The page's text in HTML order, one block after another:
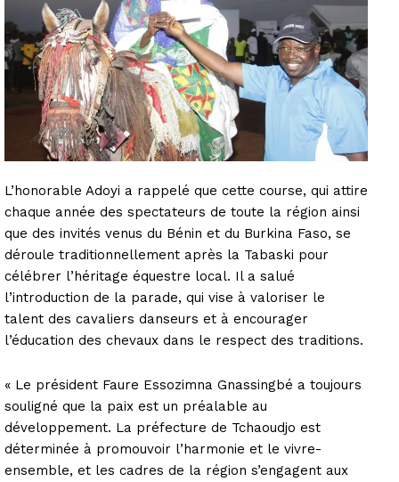
L’honorable Adoyi a rappelé que cette course, qui attire
chaque année des spectateurs de toute la région ainsi
que des invités venus du Bénin et du Burkina Faso, se
déroule traditionnellement après la Tabaski pour
célébrer l’héritage équestre local. Il a salué
l’introduction de la parade, qui vise à valoriser le
talent des cavaliers danseurs et à encourager
l’éducation des chevaux dans le respect des traditions.
« Le président Faure Essozimna Gnassingbé a toujours
souligné que la paix est un préalable au
développement. La préfecture de Tchaoudjo est
déterminée à promouvoir l’harmonie et le vivre-
ensemble, et les cadres de la région s’engagent aux